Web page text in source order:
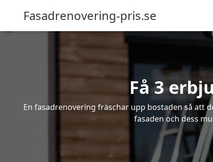
Fasadrenovering-pris.se
Få 3
En fasadrenovering fräschar upp bostaden så att
fasaden och dess